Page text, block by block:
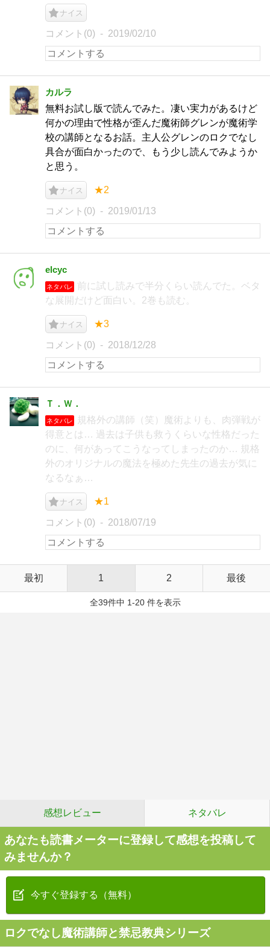
ナイス
コメント(0) 2019/02/10
カルラ
無料お試し版で読んでみた。凄い実力があるけど
何かの理由で性格が歪んだ魔術師グレンが魔術学
校の講師となるお話。主人公グレンのロクでなし
具合が面白かったので、もう少し読んでみようか
と思う。
ナイス ★2
コメント(0) 2019/01/13
elcyc
ネタバレ
前に試し読みで半分くらい読んでた。ベタ
な展開だけど面白い。2巻も読む。
ナイス ★3
コメント(0) 2018/12/28
Ｔ．Ｗ．
ネタバレ
規格外の講師（笑）魔術よりも、肉弾戦が
得意とは… 過去は子供も救うくらいな性格だった
のに、何があってこうなってしまったのか… 規格
外のオリジナルの魔法を極めた先生の過去が気に
なるなぁ…
ナイス ★1
コメント(0) 2018/07/19
最初 1 2 最後
全39件中 1-20 件を表示
感想レビュー ネタバレ
あなたも読書メーターに登録して感想を投稿して
みませんか？
今すぐ登録する（無料）
ロクでなし魔術講師と禁忌教典シリーズ